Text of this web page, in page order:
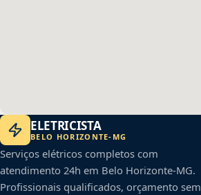
ELETRICISTA
BELO HORIZONTE- MG
Serviços elétricos completos com
atendimento 24h em Belo Horizonte-MG.
Profissionais qualificados, orçamento sem